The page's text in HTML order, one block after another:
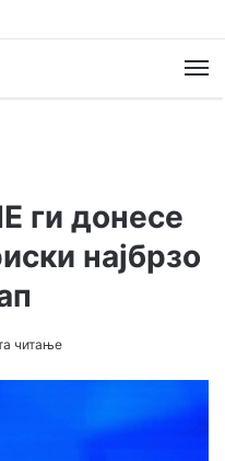
вода
ги донесе
најбрзо
читање